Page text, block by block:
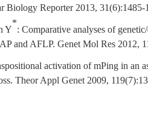
Biology Reporter 2013, 31(6):1485-
Y
*
: Comparative analyses of
and AFLP. Genet Mol Res 2012,
activation of mPing in an
Theor Appl Genet 2009,